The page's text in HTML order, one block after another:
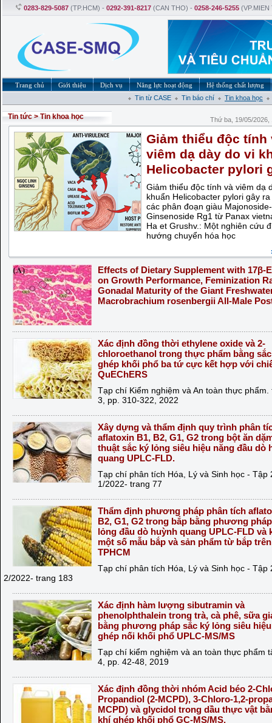
0283-829-5087 (TP.HCM) - 0292-391-8217 (CAN THO) - 0258-246-5255
Trang chủ Giới thiệu Dịch vụ Năng lực hoạt động
Hệ thống chất lượng
Tin từ CASE
Tin báo chí Tin khoa học
Tin tức>Tin khoa học Thứ ba, 19/05/2026,
Giảm thiểu độc tính
viêm dạ dày do vi
Helicobacter pylori
Giảm thiểu độc tính và viêm dạ
khuẩn Helicobacter pylori gây
các phân đoạn giàu
Ginsenoside Rg1 từ Panax
Ha et Grushv.: Một nghiên cứu
hướng chuyển hóa học
Effects of Dietary Supplement with 17β-
on Growth Performance, Feminization
Gonadal Maturity of the Giant
Macrobrachium rosenbergii All-Male
Xác định đồng thời ethylene oxide và 2-
chloroethanol trong thực phẩm bằng
ghép khối phổ ba tứ cực kết hợp với
QuEChERS
Tạp chí Kiểm nghiệm và An toàn thực phẩm.
3, pp. 310-322, 2022
Xây dựng và thẩm định quy trình phân
aflatoxin B1, B2, G1, G2 trong bột ăn
thuật sắc ký lỏng siêu hiệu năng đầu dò
quang UPLC-FLD.
Tạp chí phân tích Hóa, Lý và Sinh học - Tập
1/2022- trang 77
Thẩm định phương pháp phân tích
B2, G1, G2 trong bắp bằng phương
lỏng đầu dò huỳnh quang UPLC-FLD và
một số mẫu bắp và sản phẩm từ bắp
TPHCM
Tạp chí phân tích Hóa, Lý và Sinh học - Tập
2/2022- trang 183
Xác định hàm lượng sibutramin và
phenolphthalein trong trà, cà phê, sữa
bằng phương pháp sắc ký lỏng siêu
ghép nối khối phổ UPLC-MS/MS
Tạp chí kiểm nghiệm và an toàn thực phẩm
4, pp. 42-48, 2019
Xác định đồng thời nhóm Acid béo 2-
Propandiol (2-MCPD), 3-Chloro-1,2-
MCPD) và glycidol trong dầu thực vật
khí ghép khối phổ GC-MS/MS.